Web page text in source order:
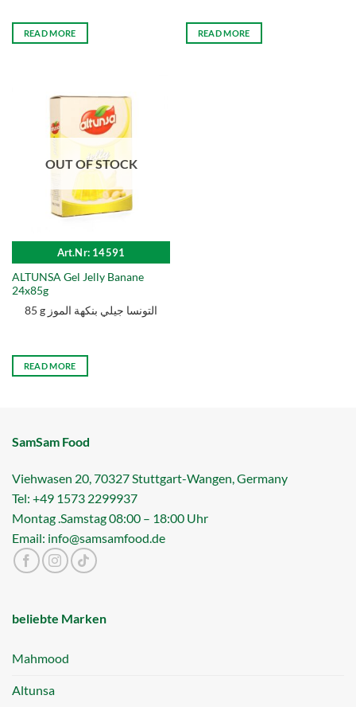
READ MORE READ MORE
OUT OF STOCK
Art.Nr: 14591
ALTUNSA Gel Jelly Banane
24x85g
85 g التونسا جيلي بنكهة الموز
READ MORE
SamSam Food
Viehwasen 20, 70327 Stuttgart-Wangen, Germany
Tel: +49 1573 2299937
Montag .Samstag 08:00 – 18:00 Uhr
Email: info@samsamfood.de
beliebte Marken
Mahmood
Altunsa